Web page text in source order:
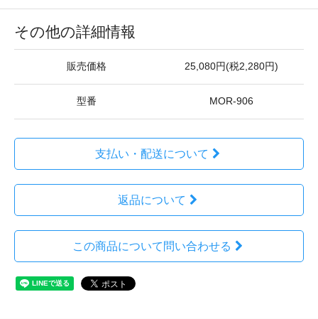
その他の詳細情報
販売価格 25,080円(税2,280円)
型番 MOR-906
支払い・配送について
返品について
この商品について問い合わせる